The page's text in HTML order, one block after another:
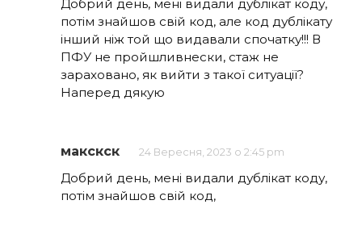
Добрий день, мені видали дублікат коду,
потім знайшов свій код, але код дублікату
інший ніж той що видавали спочатку!!! В
ПФУ не пройшливнески, стаж не
зараховано, як вийти з такої ситуації?
Наперед дякую
макскск 24 Вересня, 2023 о 2:45 pm
Добрий день, мені видали дублікат коду,
потім знайшов свій код,